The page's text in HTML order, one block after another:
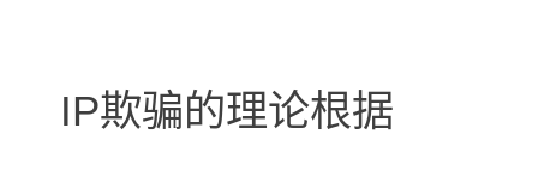
IP欺骗的理论根据